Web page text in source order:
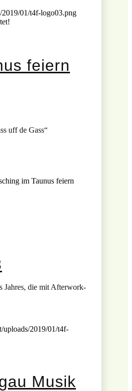
01/t4f-logo03.png
feiern
uff de Gass“
im Taunus feiern
Jahres, die mit Afterwork-
uploads/2019/01/t4f-
Musik